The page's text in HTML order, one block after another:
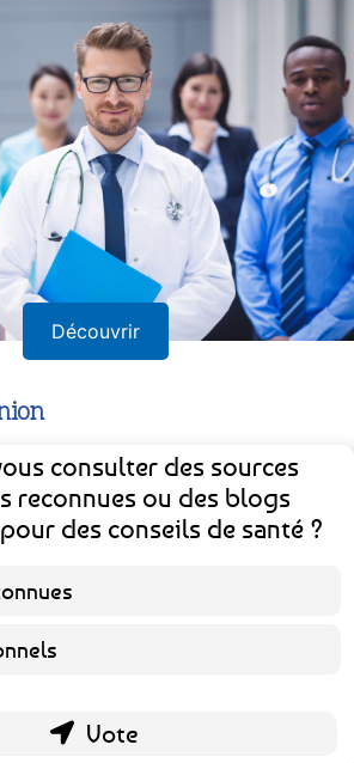
Découvrir
consulter des sources
reconnues ou des blogs
des conseils de santé ?